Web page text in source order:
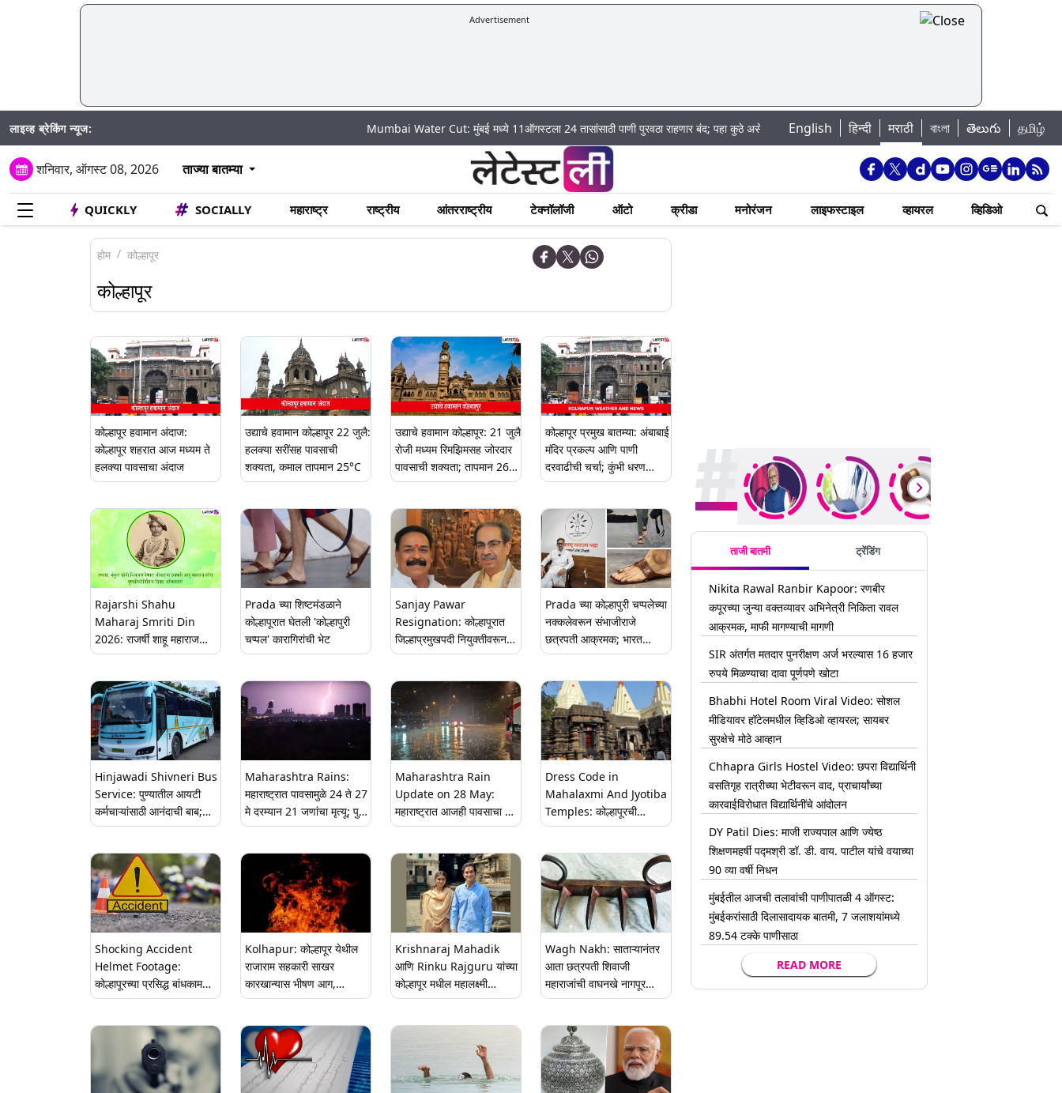
Advertisement
लाइव्ह ब्रेकिंग न्यूज: Mumbai Water Cut: मुंबई मध्ये 11ऑगस्टला 24 तासांसाठी पाणी पुरवठा राहणार बंद; पहा कुठे असेल पाणी बंद| Madhur Satta Matka: मधूर सट्टा मटका बद्दल काही गोष्टी घ्या
English हिन्दी मराठी বাংলা తెలుగు தமிழ்
शनिवार, ऑगस्ट 08, 2026 ताज्या बातम्या
QUICKLY SOCIALLY महाराष्ट्र राष्ट्रीय आंतरराष्ट्रीय टेक्नॉलॉजी ऑटो क्रीडा मनोरंजन लाइफस्टाइल व्हायरल व्हिडिओ
होम कोल्हापूर
कोल्हापूर
कोल्हापूर हवामान अंदाज:
कोल्हापूर शहरात आज मध्यम ते
हलक्या पावसाचा अंदाज
उद्याचे हवामान कोल्हापूर 22 जुलै:
हलक्या सरींसह पावसाची
शक्यता, कमाल तापमान 25°C
उद्याचे हवामान कोल्हापूर: 21 जुलै
रोजी मध्यम रिमझिमसह जोरदार
पावसाची शक्यता; तापमान 26°C
पर्यंत
कोल्हापूर प्रमुख बातम्या: अंबाबाई
मंदिर प्रकल्प आणि पाणी
दरवाढीची चर्चा; कुंभी धरण
परिसरात अतिवृष्टी तर शहरात
Rajarshi Shahu
Maharaj Smriti Din
2026: राजर्षी शाहू महाराज
स्मृतिदिन, रयतेच्या राजाला
वारसा
Prada च्या शिष्टमंडळाने
कोल्हापूरात घेतली 'कोल्हापुरी
चप्पल' कारागिरांची भेट
Sanjay Pawar
Resignation: कोल्हापूरात
जिल्हाप्रमुखपदी नियुक्तीवरून
नाराजी; संजय पवार यांचा उपनेते
Prada च्या कोल्हापुरी चप्पलेच्या
नक्कलेवरून संभाजीराजे
छत्रपती आक्रमक; भारत
सरकारनेही ठोस पावलं
Hinjawadi Shivneri Bus
Service: पुण्यातील आयटी
कर्मचाऱ्यांसाठी आनंदाची बाब;
हिंजवडी ते छत्रपती संभाजीनगर,
शिवनेरी बससेवा सुरू, जाणून घ्या
वेळा व दर
Maharashtra Rains:
महाराष्ट्रात पावसामुळे 24 ते 27
मे दरम्यान 21 जणांचा मृत्यू; पुणे,
सातारा, कोल्हापूर, रायगड,
सर्वाधिक फटका
Maharashtra Rain
Update on 28 May:
महाराष्ट्रात आजही पावसाचा जोर
कायम राहण्याची शक्यता; तीन
जाणून घ्या आजचे हवामान
Dress Code in
Mahalaxmi And Jyotiba
Temples: कोल्हापूरची
महालक्ष्मी आणि ज्योतिबा
कोड लागू; ठिकाणांची पवित्रता
आणि सांस्कृतिक वारसा
जपण्याच्या उद्देशाने घेतला निर्णय
Shocking Accident
Helmet Footage:
कोल्हापूरच्या प्रसिद्ध बांधकाम
व्यावसायिकाच्या 23 वर्षीय मुलाचा
गाडी व 70,000 हजारांच्या
हेल्मेटचे झाले तुकडे (Video)
Kolhapur: कोल्हापूर येथील
राजाराम सहकारी साखर
कारखान्यास भीषण आग,
अग्निशमन दलाचे 5 बंब
Krishnaraj Mahadik
आणि Rinku Rajguru यांच्या
कोल्हापूर मधील महालक्ष्मी
मंदिराच्या परिसरातील 'त्या'
Wagh Nakh: साताऱ्यानंतर
आता छत्रपती शिवाजी
महाराजांची वाघनखे नागपूर
येथील संग्रहालयात; पुढे
प्रदर्शन
ताजी बातमी ट्रेंडिंग
Nikita Rawal Ranbir Kapoor: रणबीर
कपूरच्या जुन्या वक्तव्यावर अभिनेत्री निकिता रावल
आक्रमक, माफी मागण्याची मागणी
SIR अंतर्गत मतदार पुनरीक्षण अर्ज भरल्यास 16 हजार
रुपये मिळण्याचा दावा पूर्णपणे खोटा
Bhabhi Hotel Room Viral Video: सोशल
मीडियावर हॉटेलमधील व्हिडिओ व्हायरल; सायबर
सुरक्षेचे मोठे आव्हान
Chhapra Girls Hostel Video: छपरा विद्यार्थिनी
वसतिगृह रात्रीच्या भेटीवरून वाद, प्राचार्यांच्या
कारवाईविरोधात विद्यार्थिनींचे आंदोलन
DY Patil Dies: माजी राज्यपाल आणि ज्येष्ठ
शिक्षणमहर्षी पद्मश्री डॉ. डी. वाय. पाटील यांचे वयाच्या
90 व्या वर्षी निधन
मुंबईतील आजची तलावांची पाणीपातळी 4 ऑगस्ट:
मुंबईकरांसाठी दिलासादायक बातमी, 7 जलाशयांमध्ये
89.54 टक्के पाणीसाठा
READ MORE